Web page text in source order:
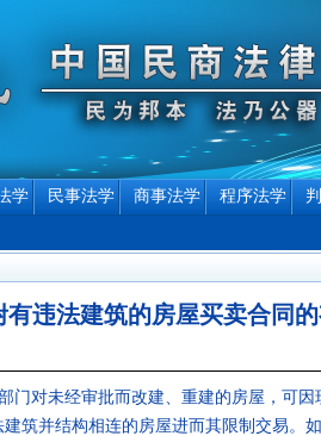
学 民事法学 商事法学 程序法学
有违法建筑的房屋买卖合同
门对未经审批而改建、重建的房屋，可
筑并结构相连的房屋进而其限制交易。